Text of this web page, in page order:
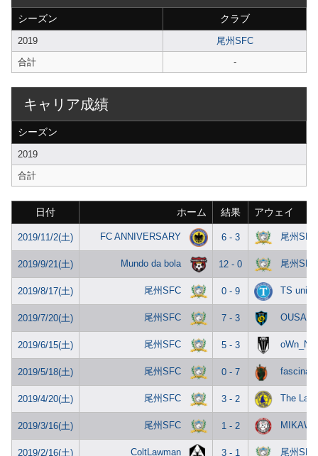
シーズン クラブ
2019
尾州SFC
合計
-
キャリア成績
シーズン
2019
合計
日付 ホーム 結果 アウェイ
2019/11/2(土) FC ANNIVERSARY 6 - 3 尾州SFC
2019/9/21(土) Mundo da bola 12 - 0 尾州SFC
2019/8/17(土) 尾州SFC 0 - 9 TS
2019/7/20(土) 尾州SFC 7 - 3
2019/6/15(土) 尾州SFC 5 - 3
2019/5/18(土) 尾州SFC 0 - 7 fascinar
2019/4/20(土) 尾州SFC 3 - 2 The
2019/3/16(土) 尾州SFC 1 - 2
2019/2/16(土) ColtLawman 3 - 1 尾州SFC